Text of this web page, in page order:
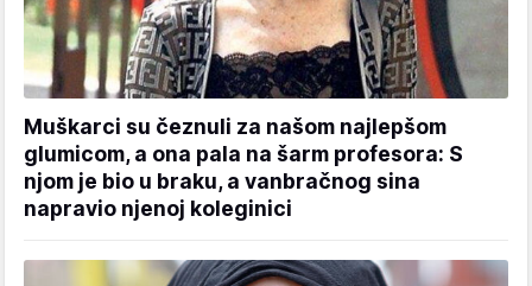
Muškarci su čeznuli za našom najlepšom
glumicom, a ona pala na šarm profesora: S
njom je bio u braku, a vanbračnog sina
napravio njenoj koleginici